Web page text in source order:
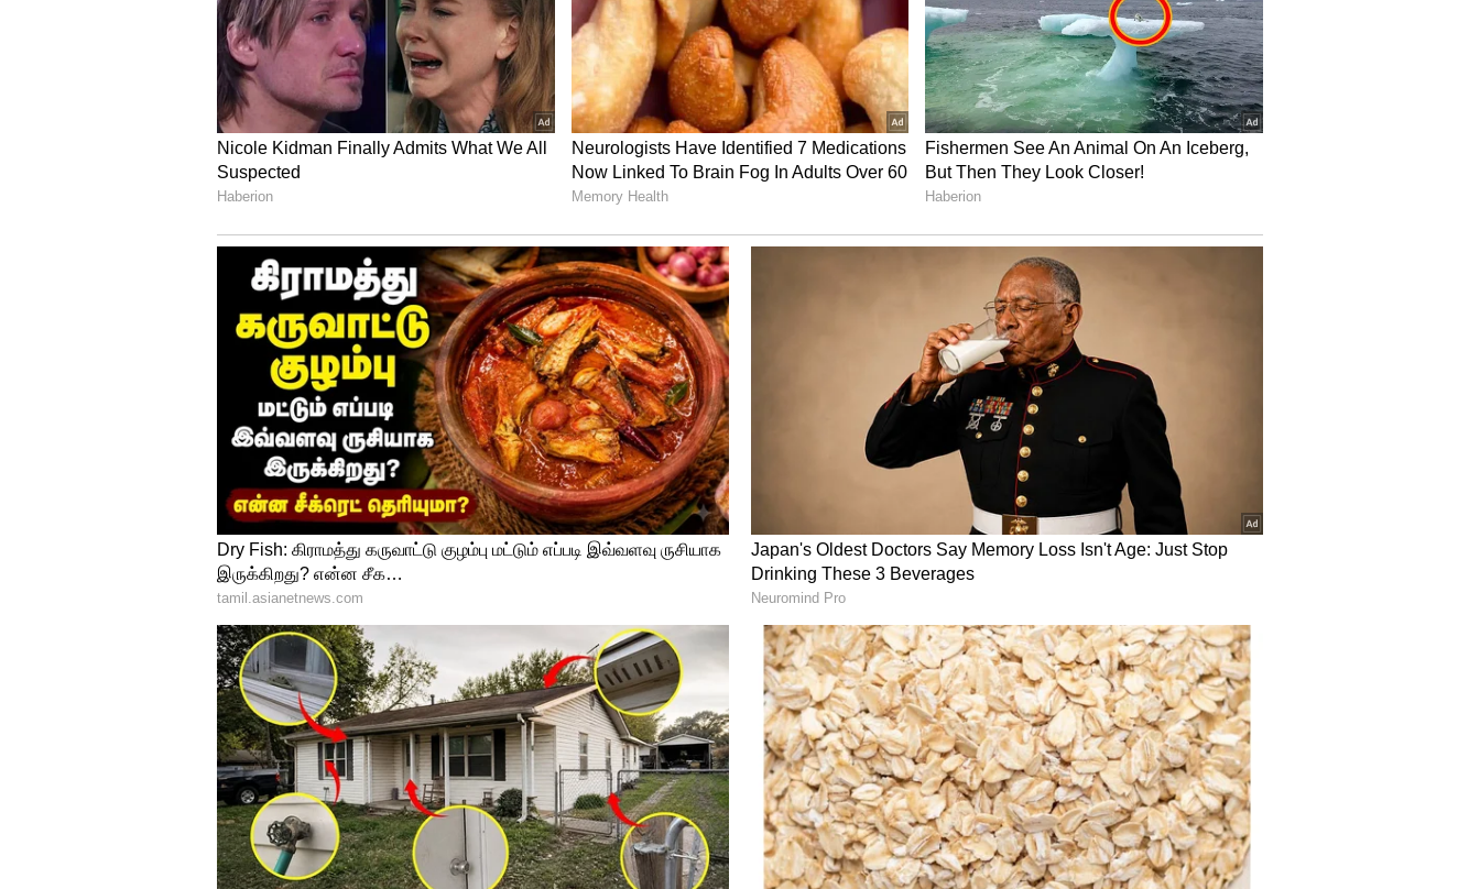
அடுத்து பேசிய ஓ.பன்னீர்செல்வம் பேசியது, “எம்ஜிஆருக்கு பிடித்த 7 ஆம் தேதி
இன்று. ஒரு குடும்பத்தில் இரு சகோதரர்களுக்கிடையே சிறு மனஸ்தாபங்கள்
இருந்தாலும், இங்கு நாமெல்லாம் ஒன்றாகக் கூடியிருக்கின்றோம் என்றால்,
வைத்திலிங்கத்திற்கு நன்றி சொல்ல வேண்டும். எம்ஜிஆர், ஜெயலலிதாவின்
தூய தொண்டர்களின் ஆழமான எண்ணங்களிலேயே, நாம் அனைவரும் ஒன்றாக
இணைய வேண்டும் என்ற ஆசைதான் உள்ளது. நாம் அனைவரும்
ஒற்றுமையுடன் ஒன்று சேர்ந்து இயக்கத்தை வழிநடத்த வேண்டும்.
அனைவருக்கும் நிறைவானதாக இருக்க வேண்டும் என்றுதான் எம்ஜிஆர்,
ஜெயலலிதா இந்த இயக்கத்தைத் தொடங்கி வழிநடத்தினார்கள். ஆனால்
இன்றைக்கு மாறுபட்டிருக்கிறது. மீண்டும் அந்தச் சூழ்நிலை வருமோ ? வராதோ ?
என்று பொது மக்கள் கவலையில் உள்ளனர். நாங்கள் செல்கின்ற இடங்களில்
எல்லாம் நீங்கள் இந்த இயக்கத்தை ஒருங்கிணைக்க வேண்டும் என
சொல்கிறார்கள். எனவே, நாம் மீண்டும் ஜெயலலிதாவின் ஆட்சியை தமிழகத்தில்
கொண்டு வர வேண்டும் என்ற எண்ணம் தான் நமக்கு இருக்க வேண்டும்.
அதற்கான பிள்ளையார் சூழி இங்கு போடப்பட்டிருக்கிறது.